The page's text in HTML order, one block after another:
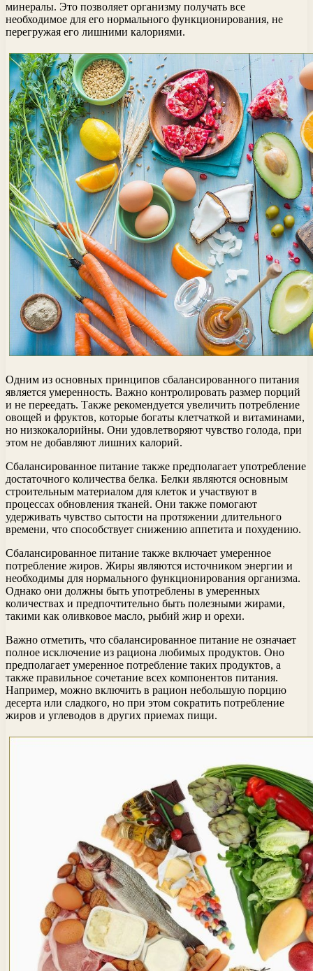
минералы. Это позволяет организму получать все
необходимое для его нормального функционирования, не
перегружая его лишними калориями.
Одним из основных принципов сбалансированного питания
является умеренность. Важно контролировать размер порций
и не переедать. Также рекомендуется увеличить потребление
овощей и фруктов, которые богаты клетчаткой и витаминами,
но низкокалорийны. Они удовлетворяют чувство голода, при
этом не добавляют лишних калорий.
Сбалансированное питание также предполагает употребление
достаточного количества белка. Белки являются основным
строительным материалом для клеток и участвуют в
процессах обновления тканей. Они также помогают
удерживать чувство сытости на протяжении длительного
времени, что способствует снижению аппетита и похудению.
Сбалансированное питание также включает умеренное
потребление жиров. Жиры являются источником энергии и
необходимы для нормального функционирования организма.
Однако они должны быть употреблены в умеренных
количествах и предпочтительно быть полезными жирами,
такими как оливковое масло, рыбий жир и орехи.
Важно отметить, что сбалансированное питание не означает
полное исключение из рациона любимых продуктов. Оно
предполагает умеренное потребление таких продуктов, а
также правильное сочетание всех компонентов питания.
Например, можно включить в рацион небольшую порцию
десерта или сладкого, но при этом сократить потребление
жиров и углеводов в других приемах пищи.